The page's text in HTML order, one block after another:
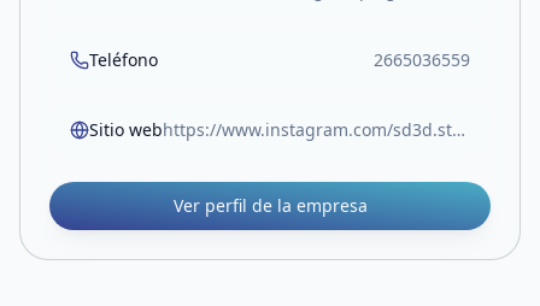
Teléfono 2665036559
Sitio web https://www.instagram.com/sd3d.store.sl/
Ver perfil de la empresa